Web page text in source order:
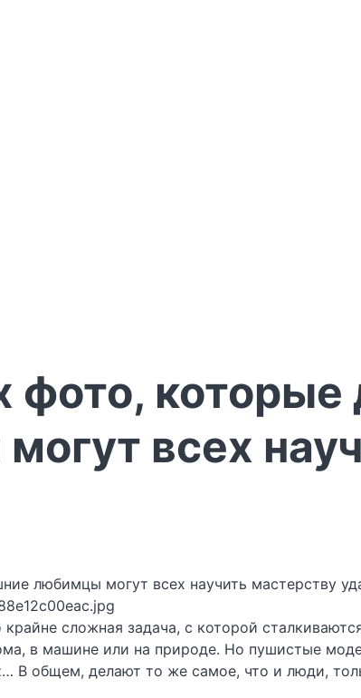
фото, которые
всех
сложная задача, с которой
в машине или на природе. Но пушистые
В общем, делают то же самое, что и люди,